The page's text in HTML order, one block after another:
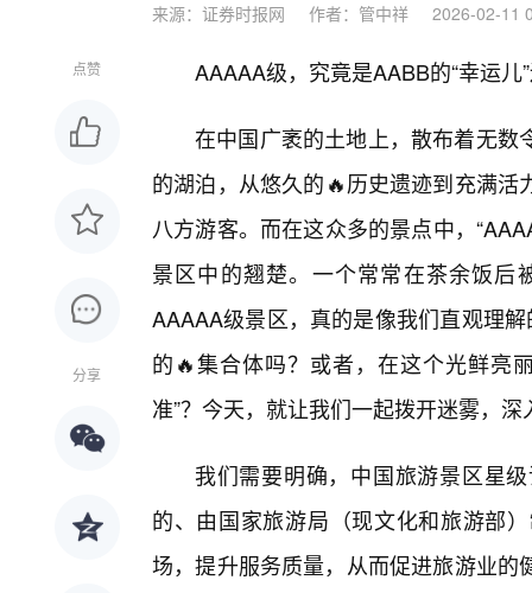
来源：证券时报网 作者：管中祥 2026-02-11
点赞
分享
AAAAA级，究竟是AABB的“幸运儿
在中国广袤的土地上，散布着无数
的湖泊，从悠久的🔥历史遗迹到充满
八方游客。而在这众多的景点中，
景区中的翘楚。一个常常在茶余饭后
AAAAA级景区，真的是像我们直观理
的🔥集合体吗？或者，在这个光鲜亮
准”？今天，就让我们一起拨开迷雾，
我们需要明确，中国旅游景区星
的、由国家旅游局（现文化和旅游部
场，提升服务质量，从而促进旅游业的